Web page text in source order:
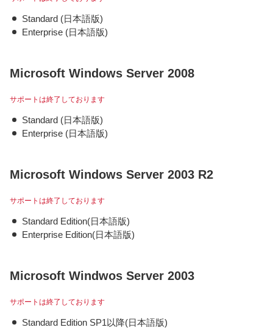
Standard (日本語版)
Enterprise (日本語版)
Microsoft Windows Server 2008
サポートは終了しております
Standard (日本語版)
Enterprise (日本語版)
Microsoft Windows Server 2003 R2
サポートは終了しております
Standard Edition(日本語版)
Enterprise Edition(日本語版)
Microsoft Windwos Server 2003
サポートは終了しております
Standard Edition SP1以降(日本語版)